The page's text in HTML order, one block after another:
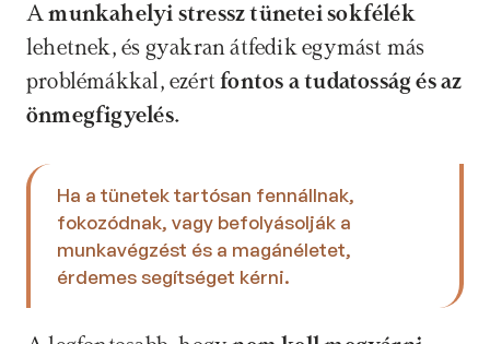
A munkahelyi stressz tünetei sokfélék
lehetnek, és gyakran átfedik egymást más
problémákkal, ezért fontos a tudatosság és az
önmegfigyelés.
Ha a tünetek tartósan fennállnak,
fokozódnak, vagy befolyásolják a
munkavégzést és a magánéletet,
érdemes segítséget kérni.